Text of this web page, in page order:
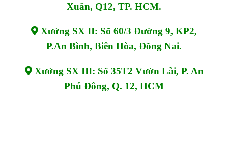
Xuân, Q12, TP. HCM.
Xưởng SX II: Số 60/3 Đường 9, KP2,
P.An Bình, Biên Hòa, Đồng Nai.
Xưởng SX III: Số 35T2 Vườn Lài, P. An
Phú Đông, Q. 12, HCM